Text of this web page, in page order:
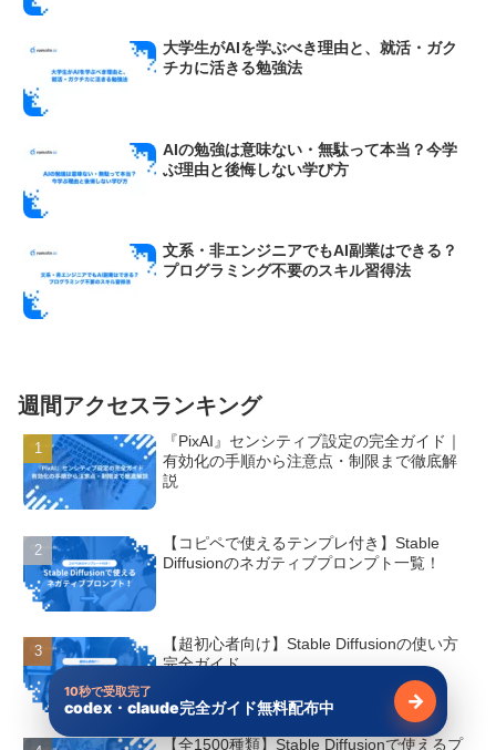
大学生がAIを学ぶべき理由と、就活・ガク
チカに活きる勉強法
AIの勉強は意味ない・無駄って本当？今学
ぶ理由と後悔しない学び方
文系・非エンジニアでもAI副業はできる？
プログラミング不要のスキル習得法
週間アクセスランキング
『PixAI』センシティブ設定の完全ガイド｜
有効化の手順から注意点・制限まで徹底解
説
【コピペで使えるテンプレ付き】Stable
Diffusionのネガティブプロンプト一覧！
【超初心者向け】Stable Diffusionの使い方
完全ガイド
【全1500種類】Stable Diffusionで使えるプ
10秒で受取完了
codex・claude完全ガイド無料配布中 無料で受け
→